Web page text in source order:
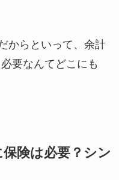
からといって、余計
要なんてどこにも
保険は必要？シン